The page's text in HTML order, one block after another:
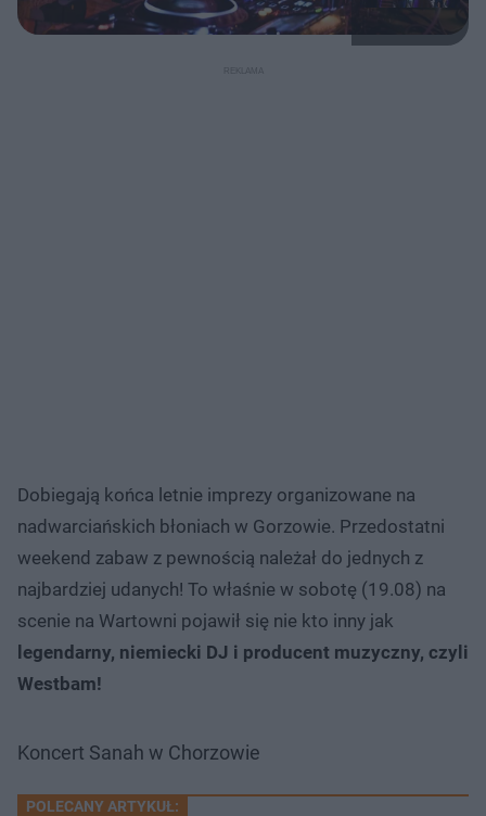
Dobiegają końca letnie imprezy organizowane na
nadwarciańskich błoniach w Gorzowie. Przedostatni
weekend zabaw z pewnością należał do jednych z
najbardziej udanych! To właśnie w sobotę (19.08) na
scenie na Wartowni pojawił się nie kto inny jak
legendarny, niemiecki DJ i producent muzyczny, czyli
Westbam!
Koncert Sanah w Chorzowie
POLECANY ARTYKUŁ: